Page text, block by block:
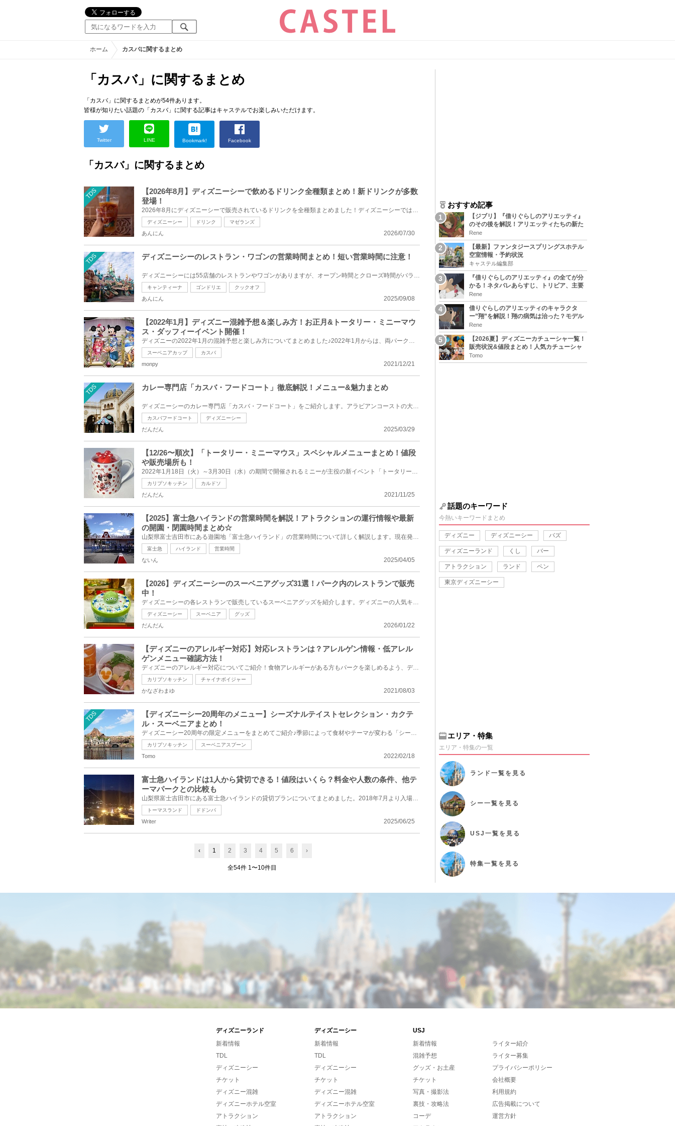
ホーム カスバに関するまとめ
「カスバ」に関するまとめ
「カスバ」に関するまとめが54件あります。
皆様が知りたい話題の「カスバ」に関する記事はキャステルでお楽しみいただけます。
Twitter LINE Bookmark! Facebook
「カスバ」に関するまとめ
TDS
【2026年8月】ディズニーシーで飲めるドリンク全種類まとめ！新ドリンクが多数
登場！
2026年8月にディズニーシーで販売されているドリンクを全種類まとめました！ディズニーシーではジュース...
ディズニーシー ドリンク マゼランズ
2026/07/30
あんにん
TDS ディズニーシーのレストラン・ワゴンの営業時間まとめ！短い営業時間に注意！
ディズニーシーには55店舗のレストランやワゴンがありますが、オープン時間とクローズ時間がバラバラで...
キャンティーナ ゴンドリエ クックオフ
2025/09/08
あんにん
【2022年1月】ディズニー混雑予想＆楽しみ方！お正月&トータリー・ミニーマウ
ス・ダッフィーイベント開催！
ディズニーの2022年1月の混雑予想と楽しみ方についてまとめました♪2022年1月からは、両パークでお正月イ...
スーベニアカップ カスバ
2021/12/21
monpy
TDS カレー専門店「カスバ・フードコート」徹底解説！メニュー&魅力まとめ
ディズニーシーのカレー専門店「カスバ・フードコート」をご紹介します。アラビアンコーストの大きな宮...
カスバフードコート ディズニーシー
2025/03/29
だんだん
【12/26〜順次】「トータリー・ミニーマウス」スペシャルメニューまとめ！値段
や販売場所も！
2022年1月18日（火）～3月30日（水）の期間で開催されるミニーが主役の新イベント「トータリー・ミニー...
カリプソキッチン カルドソ
2021/11/25
だんだん
【2025】富士急ハイランドの営業時間を解説！アトラクションの運行情報や最新
の開園・閉園時間まとめ☆
山梨県富士吉田市にある遊園地「富士急ハイランド」の営業時間について詳しく解説します。現在発表され...
富士急 ハイランド 営業時間
2025/04/05
ないん
【2026】ディズニーシーのスーベニアグッズ31選！パーク内のレストランで販売
中！
ディズニーシーの各レストランで販売しているスーベニアグッズを紹介します。ディズニーの人気キャラク...
ディズニーシー スーベニア グッズ
2026/01/22
だんだん
【ディズニーのアレルギー対応】対応レストランは？アレルゲン情報・低アレル
ゲンメニュー確認方法！
ディズニーのアレルギー対応についてご紹介！食物アレルギーがある方もパークを楽しめるよう、ディズニ...
カリプソキッチン チャイナボイジャー
2021/08/03
かなざわまゆ
TDS
【ディズニーシー20周年のメニュー】シーズナルテイストセレクション・カクテ
ル・スーベニアまとめ！
ディズニーシー20周年の限定メニューをまとめてご紹介♪季節によって食材やテーマが変わる「シーズナルテ...
カリプソキッチン スーベニアスプーン
2022/02/18
Tomo
富士急ハイランドは1人から貸切できる！値段はいくら？料金や人数の条件、他テ
ーマパークとの比較も
山梨県富士吉田市にある富士急ハイランドの貸切プランについてまとめました。2018年7月より入場料無料に...
トーマスランド ドドンパ
2025/06/25
Writer
‹ 1 2 3 4 5 6 ›
全54件 1〜10件目
おすすめ記事
【ジブリ】『借りぐらしのアリエッティ』
のその後を解説！アリエッティたちの新た
な住処は？翔の病気は治る？
Rene
【最新】ファンタジースプリングスホテル
空室情報・予約状況
キャステル編集部
『借りぐらしのアリエッティ』の全てが分
かる！ネタバレあらすじ、トリビア、主要
キャラまとめ！
Rene
借りぐらしのアリエッティのキャラクタ
ー”翔”を解説！翔の病気は治った？モデル
は誰？
Rene
【2026夏】ディズニーカチューシャ一覧！
販売状況&値段まとめ！人気カチューシャ
をチェック
Tomo
話題のキーワード
今熱いキーワードまとめ
ディズニー ディズニーシー バズ
ディズニーランド くし バー
アトラクション ランド ペン
東京ディズニーシー
エリア・特集
エリア・特集の一覧
ランド 一覧を見る
シー一覧を見る
USJ 一覧を見る
特集一覧を見る
ディズニーランド ディズニーシー
USJ
新着情報
TDL
ディズニーシー
チケット
ディズニー混雑
ディズニーホテル空室
アトラクション
新着情報
TDL
ディズニーシー
チケット
ディズニー混雑
ディズニーホテル空室
アトラクション
新着情報
混雑予想
グッズ・お土産
チケット
写真・撮影法
裏技・攻略法
コーデ
ライター紹介
ライター募集
プライバシーポリシー
会社概要
利用規約
広告掲載について
運営方針